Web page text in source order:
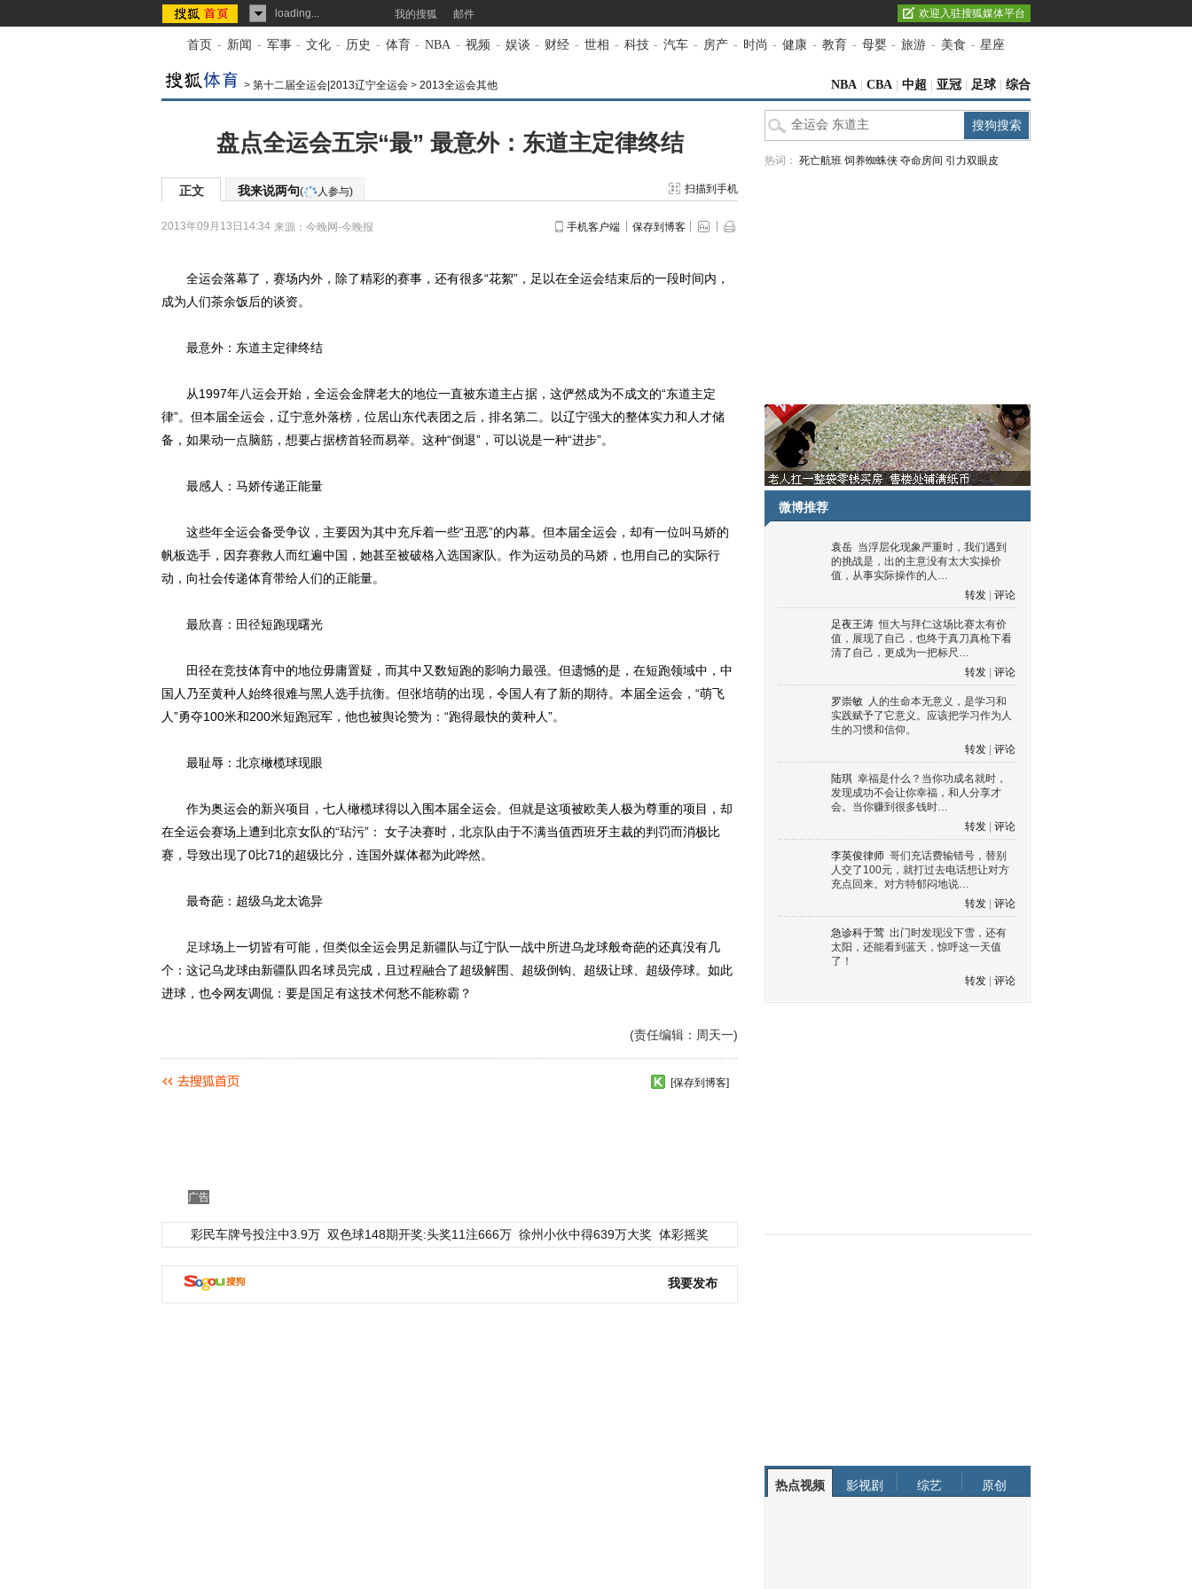
loading... 我的搜狐 邮件 欢迎入驻搜狐媒体平台
首页 - 新闻 - 军事 - 文化 - 历史 - 体育 - NBA - 视频 - 娱谈 - 财经 - 世相 - 科技 - 汽车 - 房产 - 时尚 - 健康 - 教育 - 母婴 - 旅游 - 美食 - 星座
> 第十二届全运会|2013辽宁全运会 > 2013全运会其他 NBA CBA 中超 亚冠 足球 综合
盘点全运会五宗“最” 最意外：东道主定律终结
正文 我来说两句( 人参与) 扫描到手机
2013年09月13日14:34 来源： 今晚网-今晚报 手机客户端 保存到博客
全运会落幕了，赛场内外，除了精彩的赛事，还有很多“花絮”，足以在全运会结束后的一段时间内，
成为人们茶余饭后的谈资。
最意外：东道主定律终结
从1997年八运会开始，全运会金牌老大的地位一直被东道主占据，这俨然成为不成文的“东道主定
律”。但本届全运会，辽宁意外落榜，位居山东代表团之后，排名第二。以辽宁强大的整体实力和人才储
备，如果动一点脑筋，想要占据榜首轻而易举。这种“倒退”，可以说是一种“进步”。
最感人：马娇传递正能量
这些年全运会备受争议，主要因为其中充斥着一些“丑恶”的内幕。但本届全运会，却有一位叫马娇的
帆板选手，因弃赛救人而红遍中国，她甚至被破格入选国家队。作为运动员的马娇，也用自己的实际行
动，向社会传递体育带给人们的正能量。
最欣喜： 田径短跑现曙光
田径在竞技体育中的地位毋庸置疑，而其中又数短跑的影响力最强。但遗憾的是，在短跑领域中，中
国人乃至黄种人始终很难与黑人选手抗衡。但张培萌的出现，令国人有了新的期待。本届全运会，“萌飞
人”勇夺100米和200米短跑冠军，他也被舆论赞为：“跑得最快的黄种人”。
最耻辱：北京橄榄球现眼
作为奥运会的新兴项目，七人橄榄球得以入围本届全运会。但就是这项被欧美人极为尊重的项目，却
在全运会赛场上遭到北京女队的“玷污”： 女子决赛时，北京队由于不满当值西班牙主裁的判罚而消极比
赛，导致出现了0比71的超级比分 ，连国外媒体都为此哗然。
最奇葩：超级乌龙太诡异
足球场上一切皆有可能，但类似全运会男足新疆队与辽宁队一战中所进乌龙球般奇葩的还真没有几
个：这记乌龙球由新疆队四名球员完成，且过程融合了超级解围、超级倒钩、超级让球、超级停球。如此
进球，也令网友调侃：要是国足有这技术何愁不能称霸？
(责任编辑：周天一)
[保存到博客]
广告
彩民车牌号投注中3.9万 双色球148期开奖:头奖11注666万 徐州小伙中得639万大奖 体彩摇奖
我要发布
热词： 死亡航班 饲养蜘蛛侠 夺命房间 引力双眼皮
微博推荐
袁岳 当浮层化现象严重时，我们遇到
的挑战是，出的主意没有太大实操价
值，从事实际操作的人…
转发
评论
足夜王涛 恒大与拜仁这场比赛太有价
值，展现了自己，也终于真刀真枪下看
清了自己，更成为一把标尺…
转发
评论
罗崇敏 人的生命本无意义，是学习和
实践赋予了它意义。应该把学习作为人
生的习惯和信仰。
转发
评论
陆琪 幸福是什么？当你功成名就时，
发现成功不会让你幸福，和人分享才
会。当你赚到很多钱时…
转发
评论
李英俊律师 哥们充话费输错号，替别
人交了100元，就打过去电话想让对方
充点回来。对方特郁闷地说…
转发
评论
急诊科于莺 出门时发现没下雪，还有
太阳，还能看到蓝天，惊呼这一天值
了！
转发
评论
热点视频 影视剧 综艺 原创